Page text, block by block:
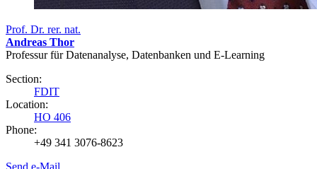
Prof. Dr. rer. nat.
Andreas Thor
Professur für Datenanalyse, Datenbanken und E-Learning
Section:
FDIT
Location:
HO 406
Phone:
+49 341 3076-8623
Send e-Mail